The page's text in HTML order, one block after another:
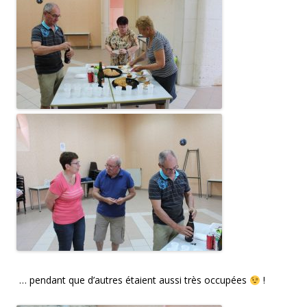
… pendant que d’autres étaient aussi très occupées !